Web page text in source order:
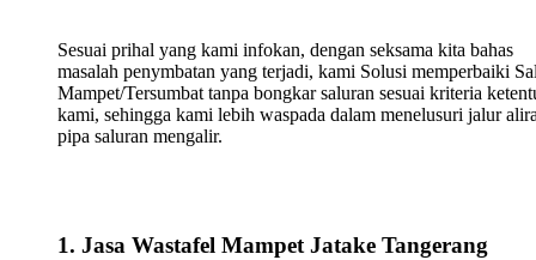
Sesuai prihal yang kami infokan, dengan seksama kita bahas
masalah penymbatan yang terjadi, kami Solusi memperbaiki
Mampet/Tersumbat tanpa bongkar saluran sesuai kriteria
kami, sehingga kami lebih waspada dalam menelusuri jalur
pipa saluran mengalir.
1. Jasa Wastafel Mampet Jatake Tangerang